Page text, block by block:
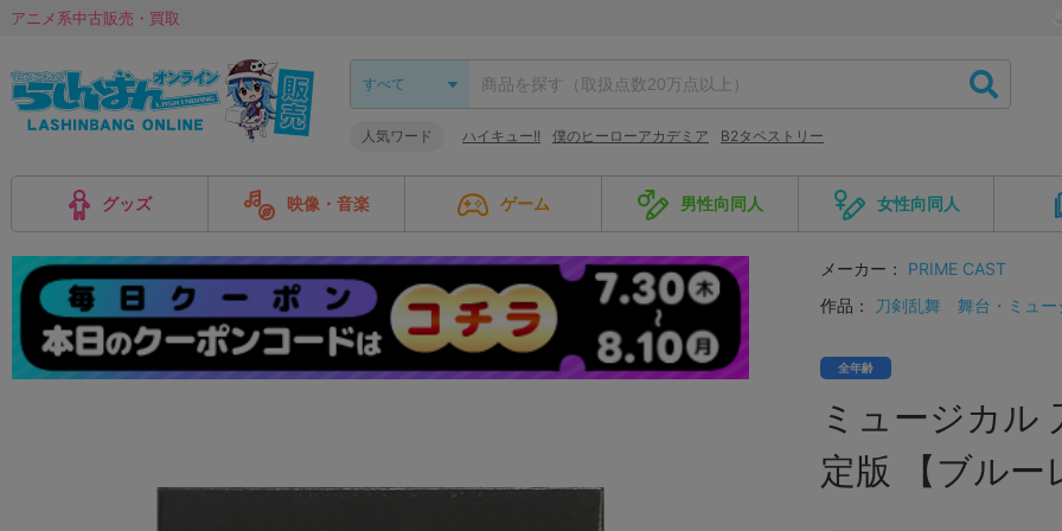
アニメ系中古販売・買取
人気ワード ハイキュー!! 僕のヒーローアカデミア B2タペストリー
グッズ 映像・音楽 ゲーム 男性向同人 女性向同人
メーカー：
PRIME CAST
作品：
刀剣乱舞 舞台・ミュー
全年齢
ミュージカル
定版 【ブルー